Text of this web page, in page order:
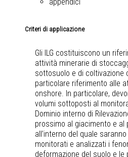
Criteri di applicazione
Gli ILG costituiscono un
attività minerarie di
sottosuolo e di coltivazione
particolare riferimento alle
onshore. In particolare,
volumi sottoposti al
Dominio interno di
prossimo al giacimento e al
all’interno del quale
monitorati e analizzati i
deformazione del suolo e le